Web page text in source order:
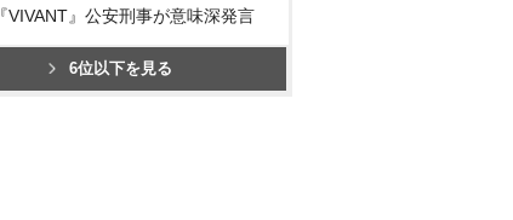
『VIVANT』公安刑事が意味深発言
6位以下を見る